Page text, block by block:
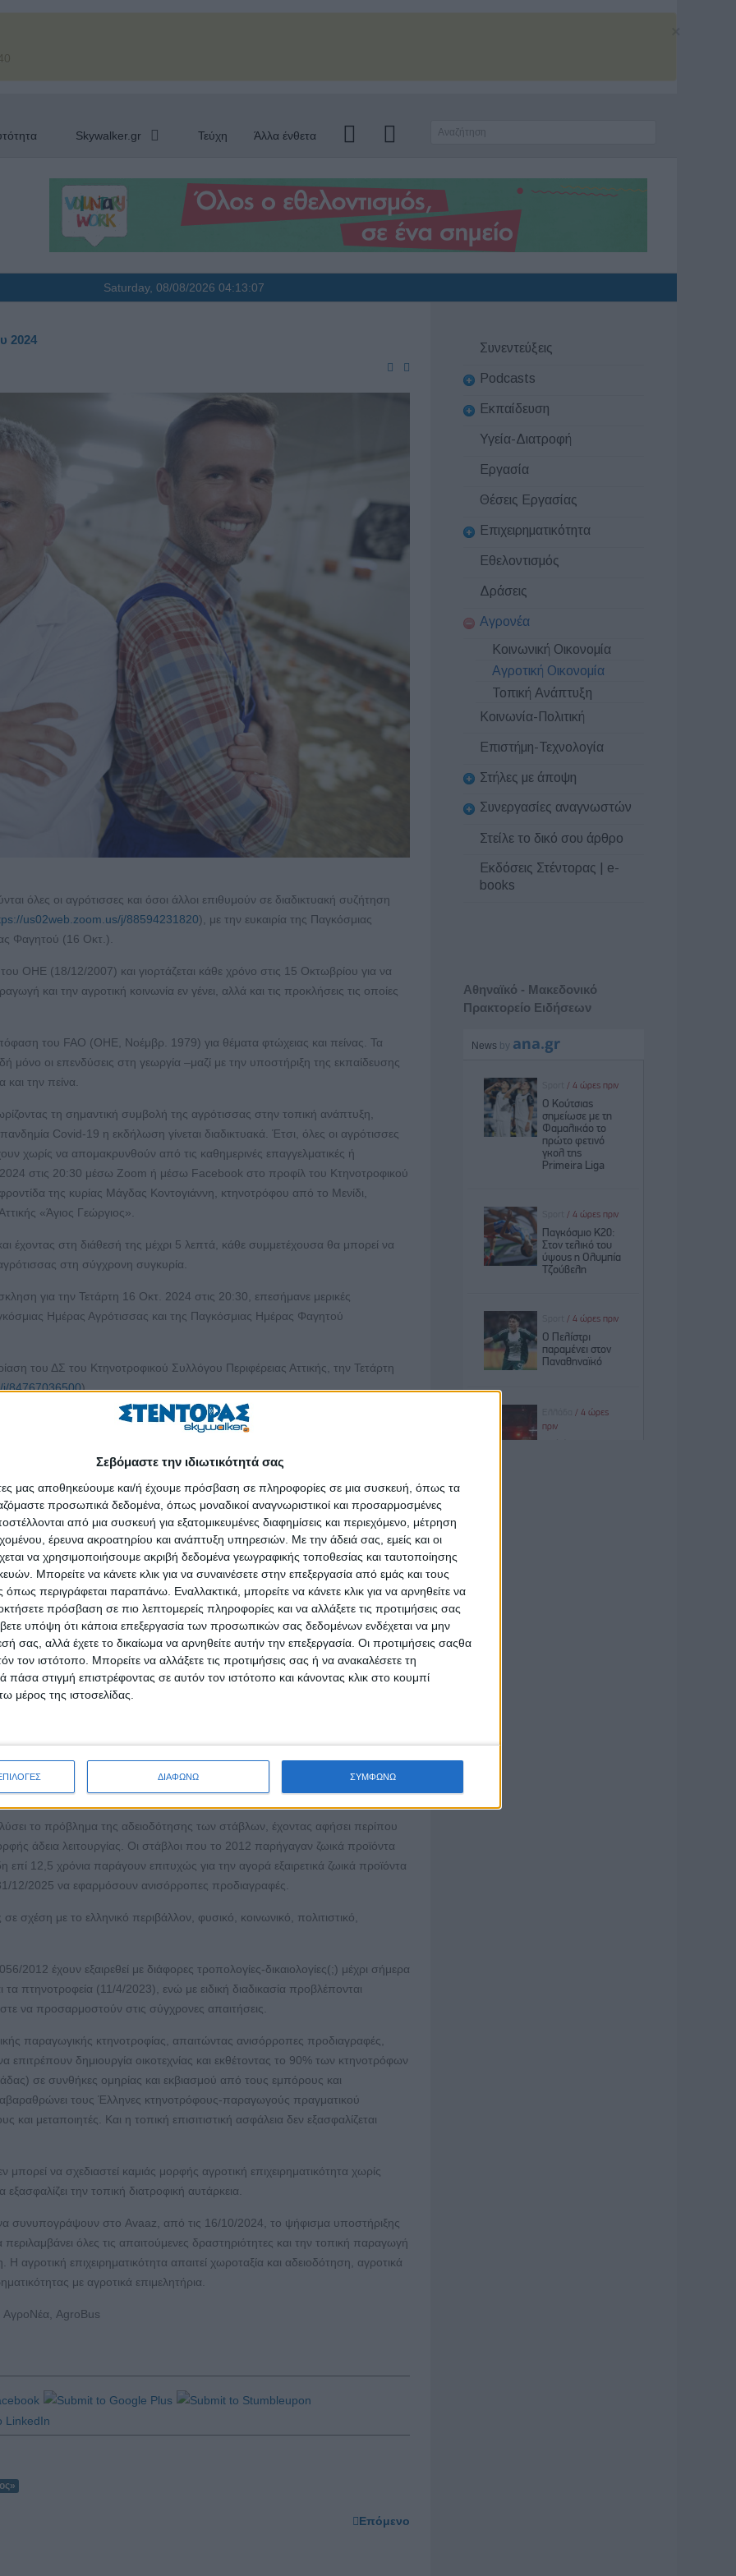
Σεβόμαστε την ιδιωτικότητά σας
μας αποθηκεύουμε και/ή έχουμε πρόσβαση σε πληροφορίες σε μια συσκευή, όπως τα
προσωπικά δεδομένα, όπως μοναδικοί αναγνωριστικοί και προσαρμοσμένες
από μια συσκευή για εξατομικευμένες διαφημίσεις και περιεχόμενο, μέτρηση
έρευνα ακροατηρίου και ανάπτυξη υπηρεσιών. Με την άδειά σας, εμείς και οι
να χρησιμοποιήσουμε ακριβή δεδομένα γεωγραφικής τοποθεσίας και ταυτοποίησης
Μπορείτε να κάνετε κλικ για να συναινέσετε στην επεξεργασία από εμάς και τους
περιγράφεται παραπάνω. Εναλλακτικά, μπορείτε να κάνετε κλικ για να αρνηθείτε να
πρόσβαση σε πιο λεπτομερείς πληροφορίες και να αλλάξετε τις προτιμήσεις σας
υπόψη ότι κάποια επεξεργασία των προσωπικών σας δεδομένων ενδέχεται να μην
σας, αλλά έχετε το δικαίωμα να αρνηθείτε αυτήν την επεξεργασία. Οι προτιμήσεις σαςθα
τον ιστότοπο. Μπορείτε να αλλάξετε τις προτιμήσεις σας ή να ανακαλέσετε τη
στιγμή επιστρέφοντας σε αυτόν τον ιστότοπο και κάνοντας κλικ στο κουμπί
μέρος της ιστοσελίδας.
ΔΙΑΦΩΝΩ ΣΥΜΦΩΝΩ
Skywalker.gr Τεύχη Άλλα ένθετα
Saturday, 08/08/2026 04:13:08
2024
όλες οι αγρότισσες και όσοι άλλοι επιθυμούν σε διαδικτυακή συζήτηση
us02web.zoom.us/j/88594231820), με την ευκαιρία της Παγκόσμιας
Φαγητού (16 Οκτ.).
ΟΗΕ (18/12/2007) και γιορτάζεται κάθε χρόνο στις 15 Οκτωβρίου για να
και την αγροτική κοινωνία εν γένει, αλλά και τις προκλήσεις τις οποίες
του FAO (ΟΗΕ, Νοέμβρ. 1979) για θέματα φτώχειας και πείνας. Τα
μόνο οι επενδύσεις στη γεωργία –μαζί με την υποστήριξη της εκπαίδευσης
την πείνα.
τη σημαντική συμβολή της αγρότισσας στην τοπική ανάπτυξη,
Covid-19 η εκδήλωση γίνεται διαδικτυακά. Έτσι, όλες οι αγρότισσες
χωρίς να απομακρυνθούν από τις καθημερινές επαγγελματικές ή
2024 στις 20:30 μέσω Zoom ή μέσω Facebook στο προφίλ του Κτηνοτροφικού
της κυρίας Μάγδας Κοντογιάννη, κτηνοτρόφου από το Μενίδι,
«Άγιος Γεώργιος».
έχοντας στη διάθεσή της μέχρι 5 λεπτά, κάθε συμμετέχουσα θα μπορεί να
στη σύγχρονη συγκυρία.
για την Τετάρτη 16 Οκτ. 2024 στις 20:30, επεσήμανε μερικές
Ημέρας Αγρότισσας και της Παγκόσμιας Ημέρας Φαγητού
του ΔΣ του Κτηνοτροφικού Συλλόγου Περιφέρειας Αττικής, την Τετάρτη
84767036500)
Οκτ. 2024 στις 21:30 (https://us02web.zoom.us/j/81672912581
Οκτ. 2024 στις 21:30 (
https://us02web.zoom.us/j/88367372398
στις 17:30, στο ξενοδοχείο Coralli, Αγρίνιο, με θέμα «Νέο Σύμφωνο 2040
στον πρωτογενή τομέα», στις 11 Οκτ. 2024 στις 17:30, στο ξενοδοχείο
Cluster
στην τοπική ανάπτυξη και την ανάγκη εξασφάλισης χωροταξικά
που μπορεί να συμβάλλει στην τοπική διατροφική αυτάρκεια, την
Οκτ. 2024 στις 19:00, στο Πνευματικό Κέντρο του Δήμου Ασπροπύργου
την Τετάρτη 23 Οκτ. 2024 στις 20:30
την Τετάρτη 15 Ιαν. 2025 στις 20:30
ευχών και αξιολόγηση της προσπάθειας για την ανάγκη εξασφάλισης
τροφής που μπορεί να συμβάλλει στην τοπική διατροφική αυτάρκεια
του Κτηνοτροφικού Συλλόγου Περιφέρειας Αττικής) τόνισε ότι ο
ως στοιχειώδης αντίδραση στην «επίθεση» των καρεκλοκένταυρων
(όπως αποδείχτηκε) Ν4056/2012 για τις κτηνοτροφικές
το πρόβλημα της αδειοδότησης των στάβλων, έχοντας αφήσει περίπου
άδεια λειτουργίας. Οι στάβλοι που το 2012 παρήγαγαν ζωικά προϊόντα
επί 12,5 χρόνια παράγουν επιτυχώς για την αγορά εξαιρετικά ζωικά προϊόντα
12/2025 να εφαρμόσουν ανισόρροπες προδιαγραφές.
σχέση με το ελληνικό περιβάλλον, φυσικό, κοινωνικό, πολιτιστικό,
2012 έχουν εξαιρεθεί με διάφορες τροπολογίες-δικαιολογίες(;) μέχρι σήμερα
πτηνοτροφεία (11/4/2023), ενώ με ειδική διαδικασία προβλέπονται
να προσαρμοστούν στις σύγχρονες απαιτήσεις.
παραγωγικής κτηνοτροφίας, απαιτώντας ανισόρροπες προδιαγραφές,
επιτρέπουν δημιουργία οικοτεχνίας και εκθέτοντας το 90% των κτηνοτρόφων
σε συνθήκες ομηρίας και εκβιασμού από τους εμπόρους και
τους Έλληνες κτηνοτρόφους-παραγωγούς πραγματικού
μεταποιητές. Και η τοπική επισιτιστική ασφάλεια δεν εξασφαλίζεται
να σχεδιαστεί καμιάς μορφής αγροτική επιχειρηματικότητα χωρίς
την τοπική διατροφική αυτάρκεια.
συνυπογράψουν στο Avaaz, από τις 16/10/2024, το ψήφισμα υποστήριξης
όλες τις απαιτούμενες δραστηριότητες και την τοπική παραγωγή
αγροτική επιχειρηματικότητα απαιτεί χωροταξία και αδειοδότηση, αγροτικά
με αγροτικά επιμελητήρια.
ΑγροΝέα, AgroBus
Επόμενο
Συνεντεύξεις
Podcasts
Εκπαίδευση
Υγεία-Διατροφή
Εργασία
Θέσεις Εργασίας
Επιχειρηματικότητα
Εθελοντισμός
Δράσεις
Αγρονέα
Κοινωνική Οικονομία
Αγροτική Οικονομία
Τοπική Ανάπτυξη
Κοινωνία-Πολιτική
Επιστήμη-Τεχνολογία
Στήλες με άποψη
Συνεργασίες αναγνωστών
Στείλε το δικό σου άρθρο
Εκδόσεις Στέντορας | e-
books
Αθηναϊκό - Μακεδονικό
Πρακτορείο Ειδήσεων